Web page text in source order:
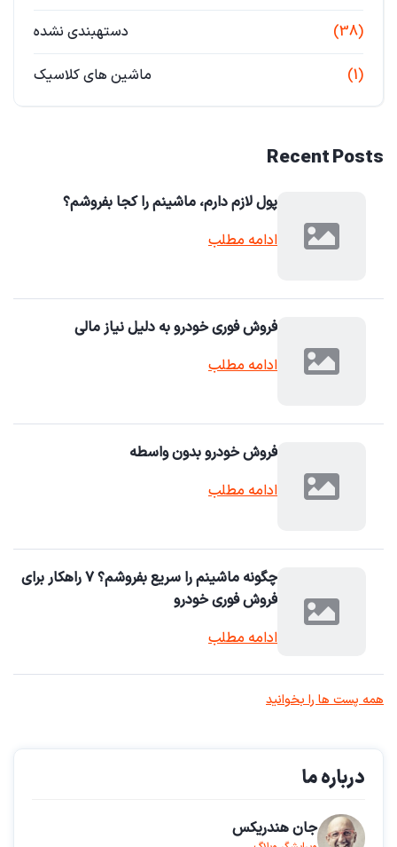
دستهبندی نشده (38)
ماشین های کلاسیک (1)
Recent Posts
پول لازم دارم، ماشینم را کجا بفروشم؟
ادامه مطلب
فروش فوری خودرو به دلیل نیاز مالی
ادامه مطلب
فروش خودرو بدون واسطه
ادامه مطلب
چگونه ماشینم را سریع بفروشم؟ ۷ راهکار برای
فروش فوری خودرو
ادامه مطلب
همه پست ها را بخوانید
درباره ما
جان هندریکس